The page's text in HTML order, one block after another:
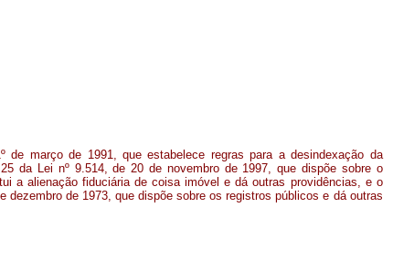
março de 1991, que estabelece regras para a desindexação da
da Lei nº 9.514, de 20 de novembro de 1997, que dispõe sobre o
a alienação fiduciária de coisa imóvel e dá outras providências, e o
dezembro de 1973, que dispõe sobre os registros públicos e dá outras